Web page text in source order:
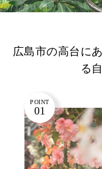
広島市の高台に
る
POINT
01